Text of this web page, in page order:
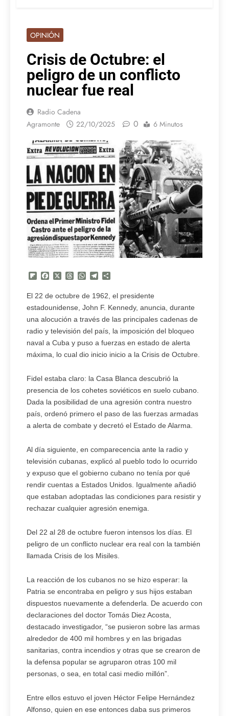
OPINIÓN
Crisis de Octubre: el
peligro de un conflicto
nuclear fue real
Radio Cadena
Agramonte
22/10/2025 0 6 Minutos
Flipboard
FacebookThreadsWhatsApp
Telegram
El 22 de octubre de 1962, el presidente
estadounidense, John F. Kennedy, anuncia, durante
una alocución a través de las principales cadenas de
radio y televisión del país, la imposición del bloqueo
naval a Cuba y puso a fuerzas en estado de alerta
máxima, lo cual dio inicio inicio a la Crisis de Octubre.
Fidel estaba claro: la Casa Blanca descubrió la
presencia de los cohetes soviéticos en suelo cubano.
Dada la posibilidad de una agresión contra nuestro
país, ordenó primero el paso de las fuerzas armadas
a alerta de combate y decretó el Estado de Alarma.
Al día siguiente, en comparecencia ante la radio y
televisión cubanas, explicó al pueblo todo lo ocurrido
y expuso que el gobierno cubano no tenía por qué
rendir cuentas a Estados Unidos. Igualmente añadió
que estaban adoptadas las condiciones para resistir y
rechazar cualquier agresión enemiga.
Del 22 al 28 de octubre fueron intensos los días. El
peligro de un conflicto nuclear era real con la también
llamada Crisis de los Misiles.
La reacción de los cubanos no se hizo esperar: la
Patria se encontraba en peligro y sus hijos estaban
dispuestos nuevamente a defenderla. De acuerdo con
declaraciones del doctor Tomás Diez Acosta,
destacado investigador, “se pusieron sobre las armas
alrededor de 400 mil hombres y en las brigadas
sanitarias, contra incendios y otras que se crearon de
la defensa popular se agruparon otras 100 mil
personas, o sea, en total casi medio millón”.
Entre ellos estuvo el joven Héctor Felipe Hernández
Alfonso, quien en ese entonces daba sus primeros